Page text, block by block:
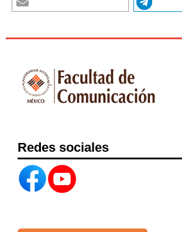
http://telos.fundaciontelefonica.com/
https://doi.org/10.1057/s41599-021-00750-9
Delors, Jacques (1993). Libro Blanco
Lisboa.
http://www.ptolomeo.unam.mx:8080/xmlui/
2.248.52.100/778/A4.pdf?sequence=4
Domínguez Espinoza Edgar Uriel
Redes sociales